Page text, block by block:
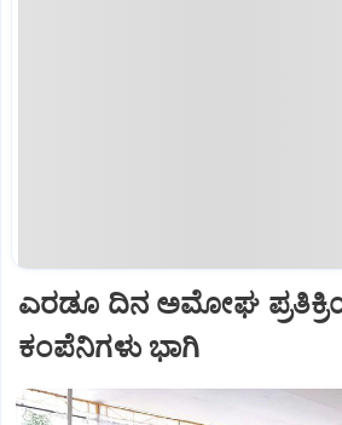
ಎರಡೂ ದಿನ ಅಮೋಘ
ಕಂಪೆನಿಗಳು ಭಾಗಿ